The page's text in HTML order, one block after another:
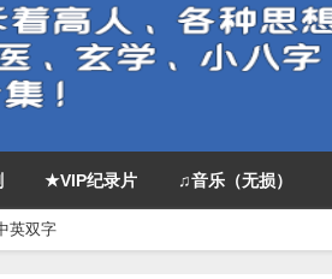
★VIP纪录片 ♫音乐（无损）
英双字